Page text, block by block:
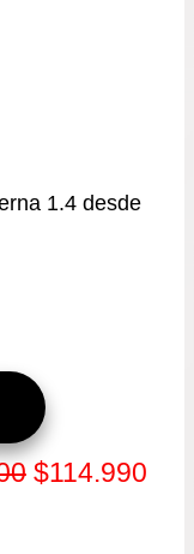
1.4 desde
El
$114.990El